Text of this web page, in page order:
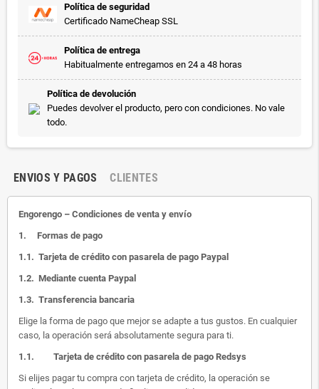
Política de seguridad
Certificado NameCheap SSL
Política de entrega
Habitualmente entregamos en 24 a 48 horas
Política de devolución
Puedes devolver el producto, pero con condiciones. No vale
todo.
ENVIOS Y PAGOS CLIENTES
Engorengo – Condiciones de venta y envío
1. Formas de pago
1.1. Tarjeta de crédito con pasarela de pago Paypal
1.2. Mediante cuenta Paypal
1.3. Transferencia bancaria
Elige la forma de pago que mejor se adapte a tus gustos. En cualquier
caso, la operación será absolutamente segura para ti.
1.1. Tarjeta de crédito con pasarela de pago Redsys
Si elijes pagar tu compra con tarjeta de crédito, la operación se